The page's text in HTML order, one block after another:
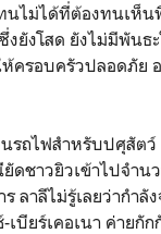
นไม่ได้ที่ต้องทนเห็น
ยังโสด ยังไม่มีพันธ
ครอบครัวปลอดภัย
รถไฟสำหรับปศุสัต
ยัดชาวยิวเข้าไปจำน
ลาลีไม่รู้เลยว่ากำลั
เบียร์เคอเนา ค่ายกั